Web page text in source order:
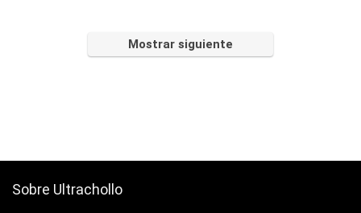
Mostrar siguiente
Sobre Ultrachollo